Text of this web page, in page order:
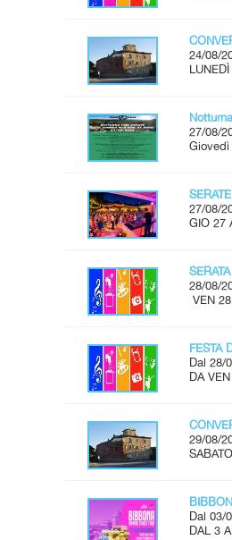
24/08/
27/08/
Giovedì
27/08/
GIO 27
28/08/
VEN
FESTA
Dal 28/
DA
29/08/
Dal 03/
DAL 3